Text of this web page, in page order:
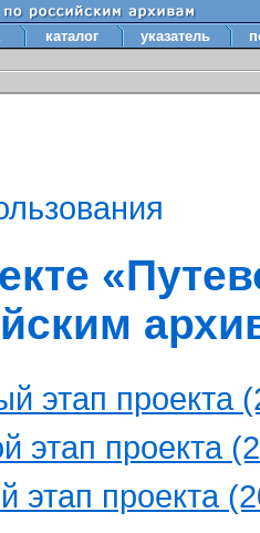
каталог указатель
этап проекта
этап проекта
этап проекта